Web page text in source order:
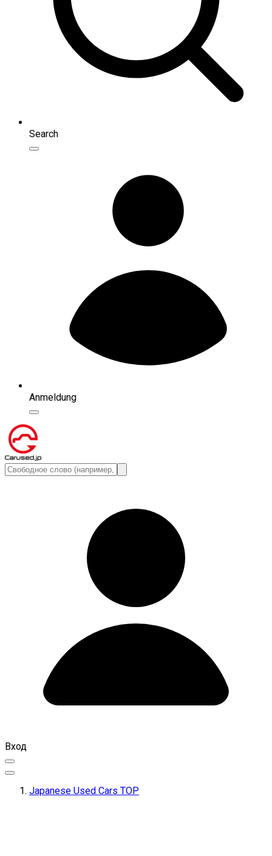
Search
Anmeldung
Вход
Japanese Used Cars TOP